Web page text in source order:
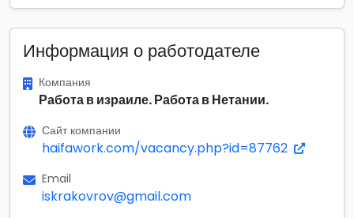
Информация о работодателе
Компания
Работа в израиле. Работа в Нетании.
Сайт компании
haifawork.com/vacancy.php?id=87762
Email
iskrakovrov@gmail.com